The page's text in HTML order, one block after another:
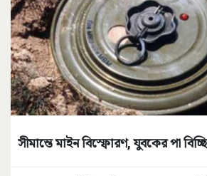
সীমান্তে মাইন বিস্ফোরণ, যুবকের পা